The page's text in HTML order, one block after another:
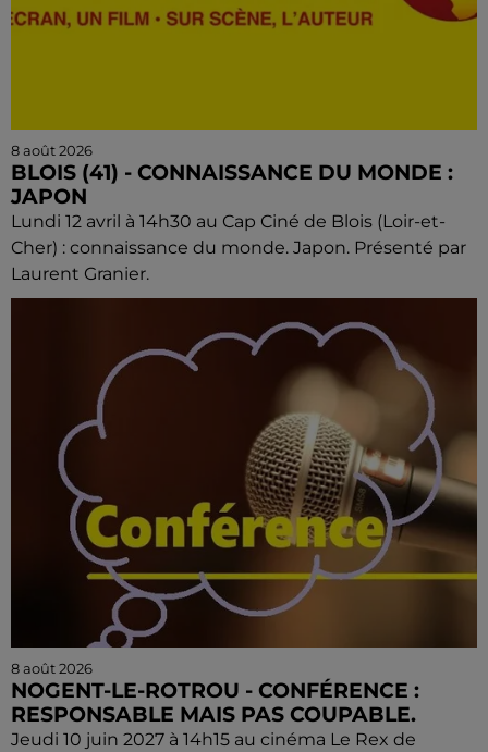
8 août 2026
BLOIS (41) - CONNAISSANCE DU MONDE :
JAPON
Lundi 12 avril à 14h30 au Cap Ciné de Blois (Loir-et-
Cher) : connaissance du monde. Japon. Présenté par
Laurent Granier.
8 août 2026
NOGENT-LE-ROTROU - CONFÉRENCE :
RESPONSABLE MAIS PAS COUPABLE.
Jeudi 10 juin 2027 à 14h15 au cinéma Le Rex de